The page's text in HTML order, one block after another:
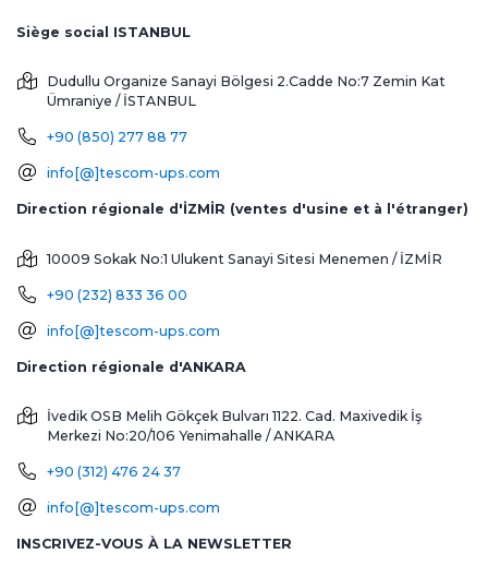
Siège social ISTANBUL
Dudullu Organize Sanayi Bölgesi 2.Cadde No:7 Zemin Kat
Ümraniye / İSTANBUL
+90 (850) 277 88 77
info[@]tescom-ups.com
Direction régionale d'İZMİR (ventes d'usine et à l'étranger)
10009 Sokak No:1 Ulukent Sanayi Sitesi Menemen / İZMİR
+90 (232) 833 36 00
info[@]tescom-ups.com
Direction régionale d'ANKARA
İvedik OSB Melih Gökçek Bulvarı 1122. Cad. Maxivedik İş
Merkezi No:20/106 Yenimahalle / ANKARA
+90 (312) 476 24 37
info[@]tescom-ups.com
INSCRIVEZ-VOUS À LA NEWSLETTER